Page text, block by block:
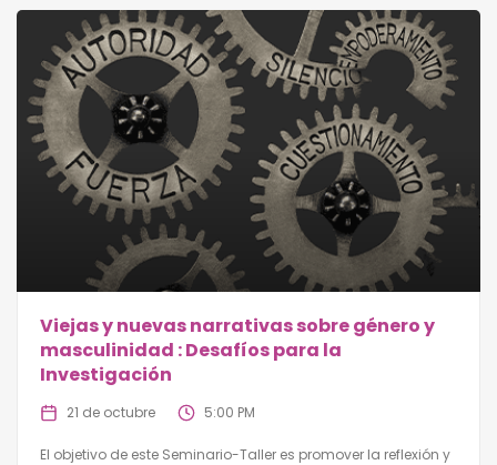
Viejas y nuevas narrativas sobre género y
masculinidad : Desafíos para la
Investigación
21 de octubre 5:00 PM
El objetivo de este Seminario-Taller es promover la reflexión y